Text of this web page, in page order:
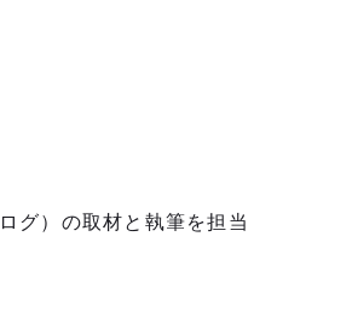
グ）の取材と執筆を担当